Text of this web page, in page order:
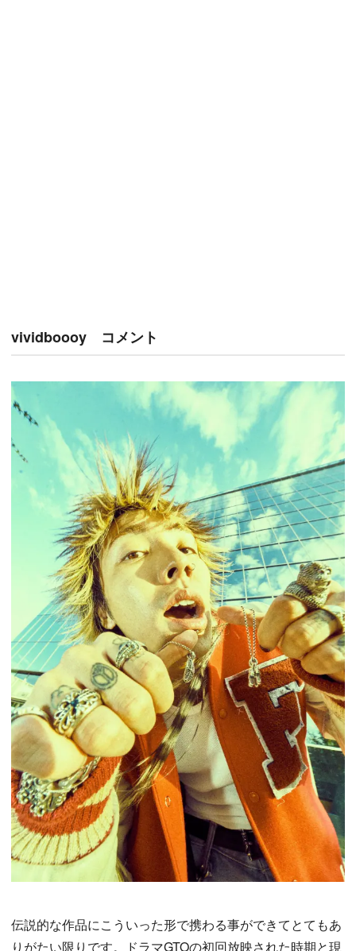
vividboooy コメント
伝説的な作品にこういった形で携わる事ができてとてもあ
りがたい限りです。ドラマGTOの初回放映された時期と現